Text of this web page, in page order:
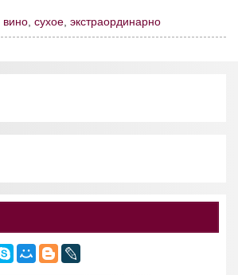
вино,сухое,экстраординарно